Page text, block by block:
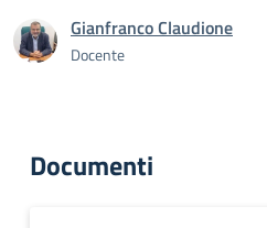
Gianfranco Claudione
Docente
Documenti